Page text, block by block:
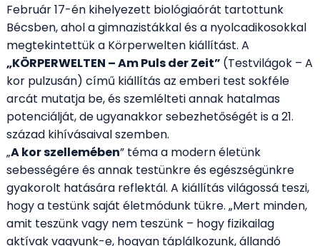
Február 17-én kihelyezett biológiaórát tartottunk
Bécsben, ahol a gimnazistákkal és a nyolcadikosokkal
megtekintettük a Körperwelten kiállítást. A
„KÖRPERWELTEN – Am Puls der Zeit” (Testvilágok – A
kor pulzusán) című kiállítás az emberi test sokféle
arcát mutatja be, és szemlélteti annak hatalmas
potenciálját, de ugyanakkor sebezhetőségét is a 21.
század kihívásaival szemben.
„A kor szellemében” téma a modern életünk
sebességére és annak testünkre és egészségünkre
gyakorolt hatására reflektál. A kiállítás világossá teszi,
hogy a testünk saját életmódunk tükre. „Mert minden,
amit teszünk vagy nem teszünk – hogy fizikailag
aktívak vagyunk-e, hogyan táplálkozunk, állandó